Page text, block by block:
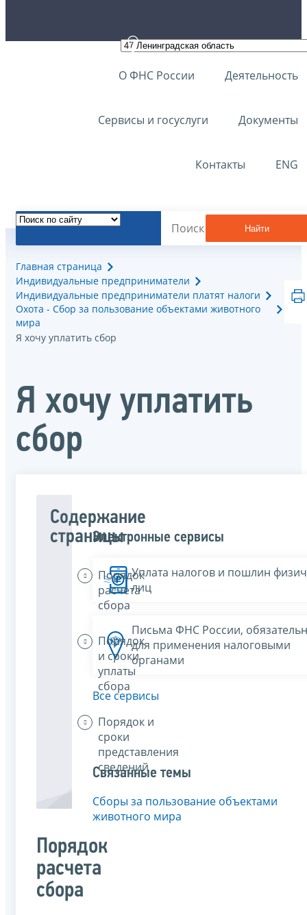
О ФНС России Деятельность
Сервисы и госуслуги Документы
Контакты ENG
Найти
Главная страница
Индивидуальные предприниматели
Индивидуальные предприниматели платят налоги
Охота - Сбор за пользование объектами животного
мира
Я хочу уплатить сбор
Я хочу уплатить
сбор
Содержание
страницы
Порядок
расчета
сбора
Порядок
и сроки
уплаты
сбора
Порядок и
сроки
представления
сведений
Порядок
расчета
сбора
Электронные сервисы
Уплата налогов и пошлин
лиц
Письма ФНС России,
для применения налоговыми
органами
Все сервисы
Связанные темы
Сборы за пользование объектами
животного мира